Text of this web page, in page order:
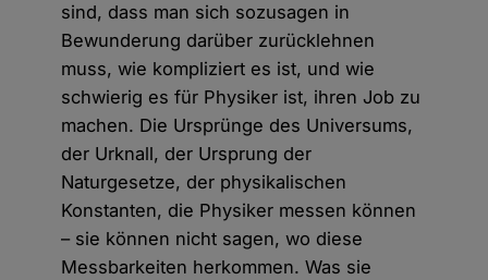
sind, dass man sich sozusagen in
Bewunderung darüber zurücklehnen
muss, wie kompliziert es ist, und wie
schwierig es für Physiker ist, ihren Job zu
machen. Die Ursprünge des Universums,
der Urknall, der Ursprung der
Naturgesetze, der physikalischen
Konstanten, die Physiker messen können
– sie können nicht sagen, wo diese
Messbarkeiten herkommen. Was sie